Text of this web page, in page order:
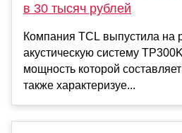
в 30 тысяч рублей
Компания TCL выпустила на
акустическую систему
мощность которой
также характеризуе...